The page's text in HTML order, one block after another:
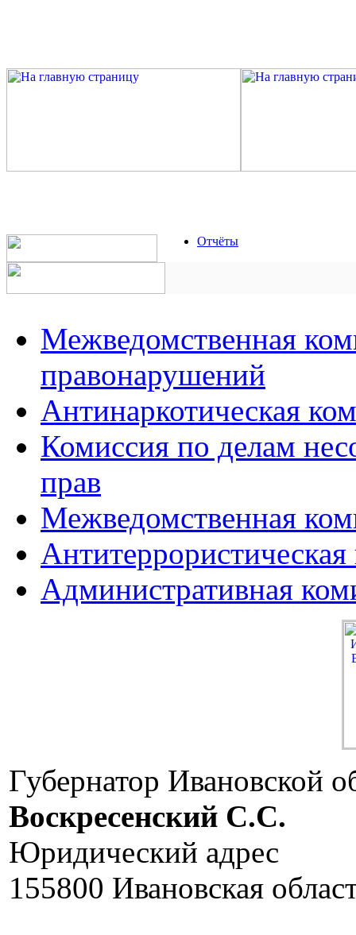
Отчёты
Межведомственная
правонарушений
Антинаркотическая
Комиссия по делам
прав
Межведомственная
Административная
Губернатор Ивановской
Воскресенский C.C.
Юридический адрес
155800 Ивановская